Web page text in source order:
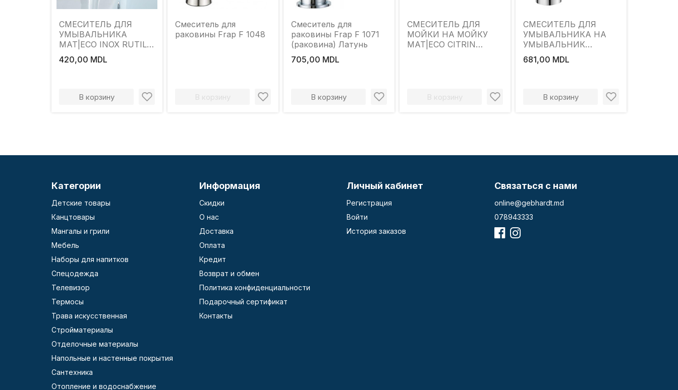
СМЕСИТЕЛЬ ДЛЯ
УМЫВАЛЬНИКА
MAT|ECO INOX RUTIL
НЕРЖАВЕЮЩАЯ
СТАЛЬ
420,00 MDL
В корзину
Смеситель для
раковины Frap F 1048
В корзину
Смеситель для
раковины Frap F 1071
(раковина) Латунь
705,00 MDL
В корзину
СМЕСИТЕЛЬ ДЛЯ
МОЙКИ НА МОЙКУ
MAT|ECO CITRIN
В корзину
СМЕСИТЕЛЬ ДЛЯ
УМЫВАЛЬНИКА НА
УМЫВАЛЬНИК
MAT|ECO CITRIN
ОДНОРЫЧАЖНЫЙ
681,00 MDL
В корзину
Категории
Детские товары
Канцтовары
Мангалы и грили
Мебель
Наборы для напитков
Спецодежда
Телевизор
Термосы
Трава искусственная
Стройматериалы
Отделочные материалы
Напольные и настенные покрытия
Сантехника
Отопление и водоснабжение
Информация
Скидки
О нас
Доставка
Оплата
Кредит
Возврат и обмен
Политика конфиденциальности
Подарочный сертификат
Контакты
Личный кабинет
Регистрация
Войти
История заказов
Связаться с нами
online@gebhardt.md
078943333